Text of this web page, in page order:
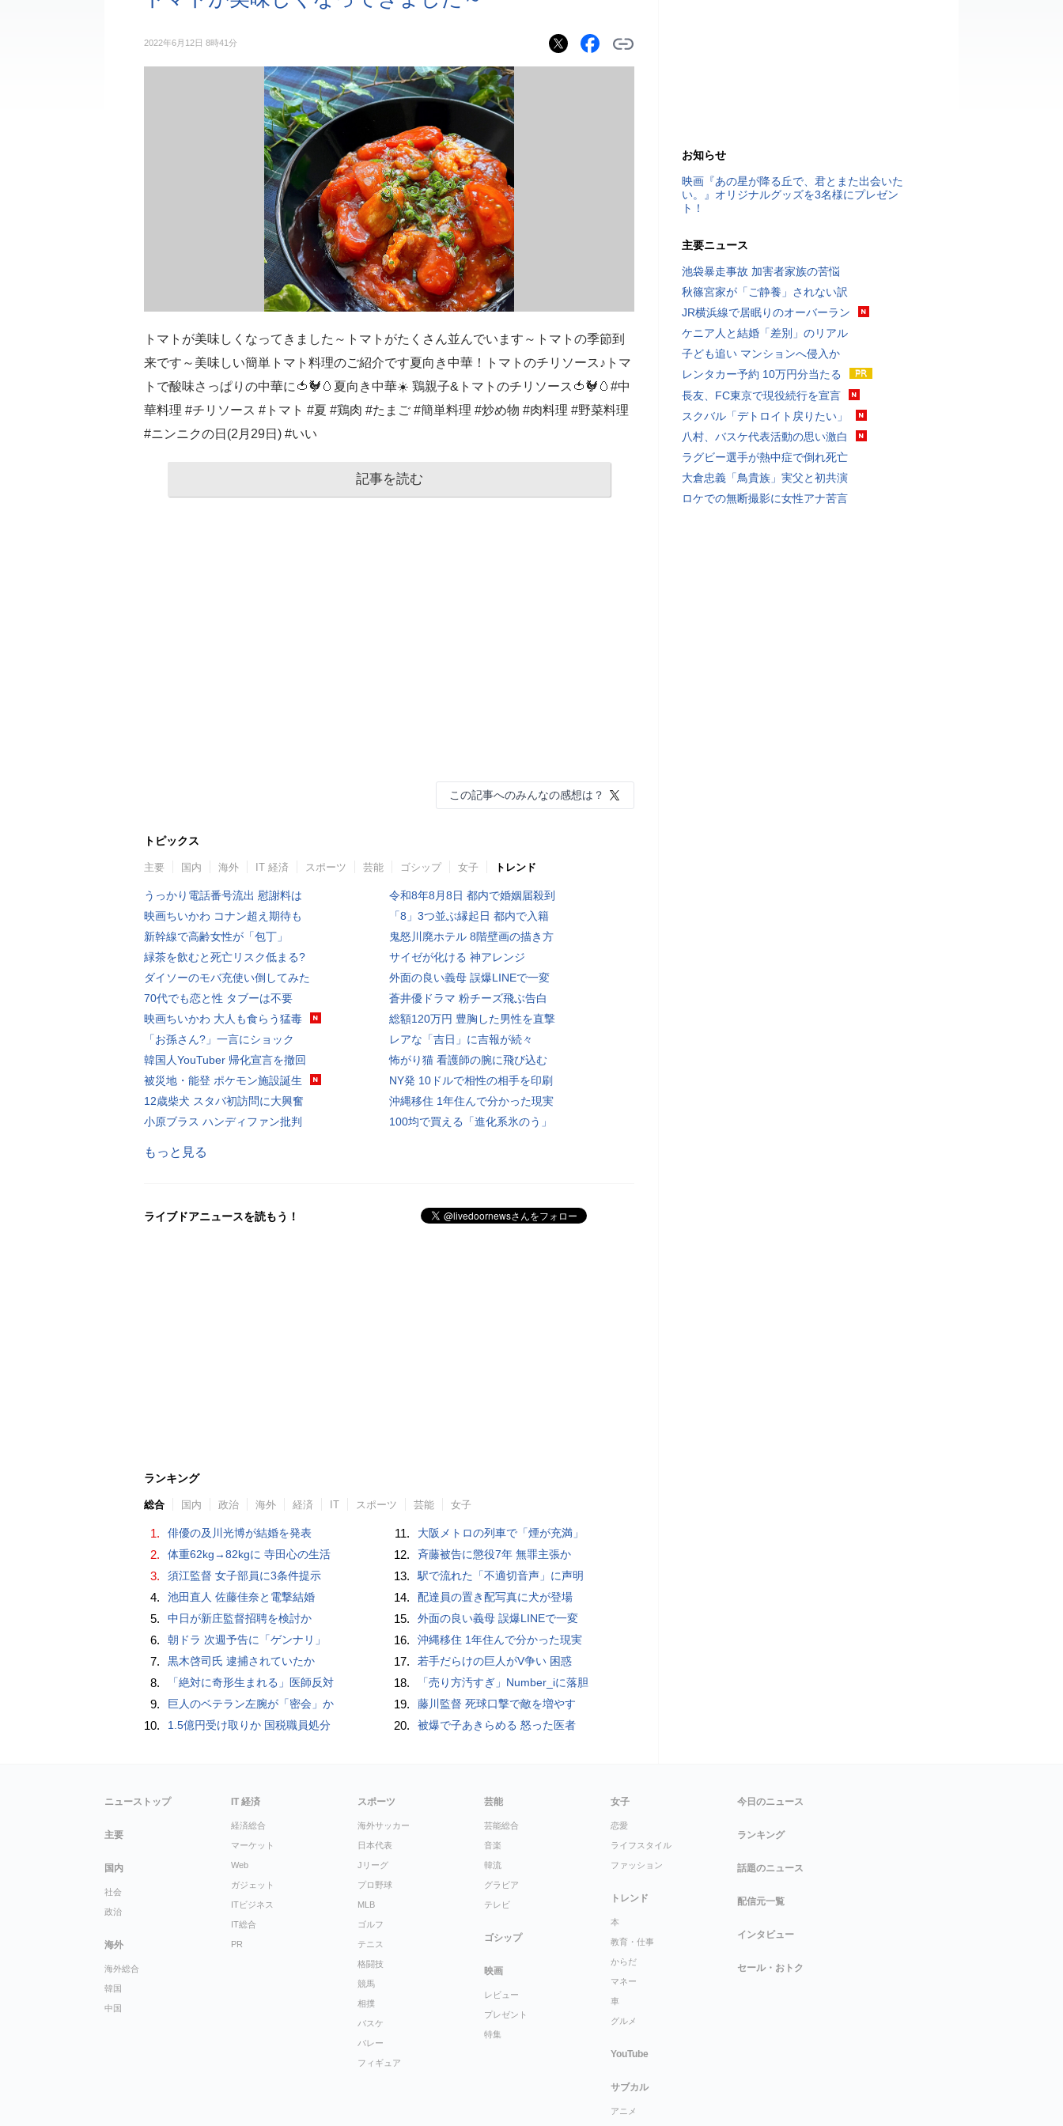
2022年6月12日 8時41分
トマトが美味しくなってきました～トマトがたくさん並んでいます～トマトの季節到
来です～美味しい簡単トマト料理のご紹介です夏向き中華！トマトのチリソース♪トマ
トで酸味さっぱりの中華に🍅🐓🥚夏向き中華☀️ 鶏親子&トマトのチリソース🍅🐓🥚#中
華料理 #チリソース #トマト #夏 #鶏肉 #たまご #簡単料理 #炒め物 #肉料理 #野菜料理
#ニンニクの日(2月29日) #いい
記事を読む
この記事へのみんなの感想は？
トピックス
主要 国内 海外 IT 経済 スポーツ 芸能 ゴシップ 女子 トレンド
うっかり電話番号流出 慰謝料は
映画ちいかわ コナン超え期待も
新幹線で高齢女性が「包丁」
緑茶を飲むと死亡リスク低まる?
ダイソーのモバ充使い倒してみた
70代でも恋と性 タブーは不要
映画ちいかわ 大人も食らう猛毒
「お孫さん?」一言にショック
韓国人YouTuber 帰化宣言を撤回
被災地・能登 ポケモン施設誕生
12歳柴犬 スタバ初訪問に大興奮
小原ブラス ハンディファン批判
令和8年8月8日 都内で婚姻届殺到
「8」3つ並ぶ縁起日 都内で入籍
鬼怒川廃ホテル 8階壁画の描き方
サイゼが化ける 神アレンジ
外面の良い義母 誤爆LINEで一変
蒼井優ドラマ 粉チーズ飛ぶ告白
総額120万円 豊胸した男性を直撃
レアな「吉日」に吉報が続々
怖がり猫 看護師の腕に飛び込む
NY発 10ドルで相性の相手を印刷
沖縄移住 1年住んで分かった現実
100均で買える「進化系氷のう」
もっと見る
ライブドアニュースを読もう！
ランキング
総合 国内 政治 海外 経済 IT スポーツ 芸能 女子
1. 俳優の及川光博が結婚を発表
2. 体重62kg→82kgに 寺田心の生活
3. 須江監督 女子部員に3条件提示
4. 池田直人 佐藤佳奈と電撃結婚
5. 中日が新庄監督招聘を検討か
6. 朝ドラ 次週予告に「ゲンナリ」
7. 黒木啓司氏 逮捕されていたか
8. 「絶対に奇形生まれる」医師反対
9. 巨人のベテラン左腕が「密会」か
10. 1.5億円受け取りか 国税職員処分
11. 大阪メトロの列車で「煙が充満」
12. 斉藤被告に懲役7年 無罪主張か
13. 駅で流れた「不適切音声」に声明
14. 配達員の置き配写真に犬が登場
15. 外面の良い義母 誤爆LINEで一変
16. 沖縄移住 1年住んで分かった現実
17. 若手だらけの巨人がV争い 困惑
18. 「売り方汚すぎ」Number_iに落胆
19. 藤川監督 死球口撃で敵を増やす
20. 被爆で子あきらめる 怒った医者
お知らせ
映画『あの星が降る丘で、君とまた出会いた
い。』オリジナルグッズを3名様にプレゼン
ト！
主要ニュース
池袋暴走事故 加害者家族の苦悩
秋篠宮家が「ご静養」されない訳
JR横浜線で居眠りのオーバーラン
ケニア人と結婚「差別」のリアル
子ども追い マンションへ侵入か
レンタカー予約 10万円分当たる
長友、FC東京で現役続行を宣言
スクバル「デトロイト戻りたい」
八村、バスケ代表活動の思い激白
ラグビー選手が熱中症で倒れ死亡
大倉忠義「鳥貴族」実父と初共演
ロケでの無断撮影に女性アナ苦言
ニューストップ
主要
国内
社会
政治
海外
海外総合
韓国
中国
IT 経済
経済総合
マーケット
Web
ガジェット
ITビジネス
IT総合
PR
スポーツ
海外サッカー
日本代表
Jリーグ
プロ野球
MLB
ゴルフ
テニス
格闘技
競馬
相撲
バスケ
バレー
フィギュア
芸能
芸能総合
音楽
韓流
グラビア
テレビ
ゴシップ
映画
レビュー
プレゼント
特集
女子
恋愛
ライフスタイル
ファッション
トレンド
本
教育・仕事
からだ
マネー
車
グルメ
YouTube
サブカル
アニメ
今日のニュース
ランキング
話題のニュース
配信元一覧
インタビュー
セール・おトク